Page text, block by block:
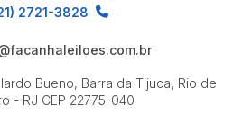
2721-3828
Bueno, Barra da Tijuca, Rio de
- RJ CEP 22775-040